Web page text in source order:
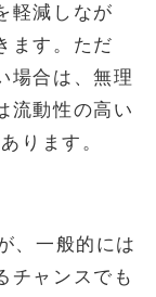
軽減しなが
ます。ただ
場合は、無理
流動性の高い
ります。
、一般的には
チャンスでも